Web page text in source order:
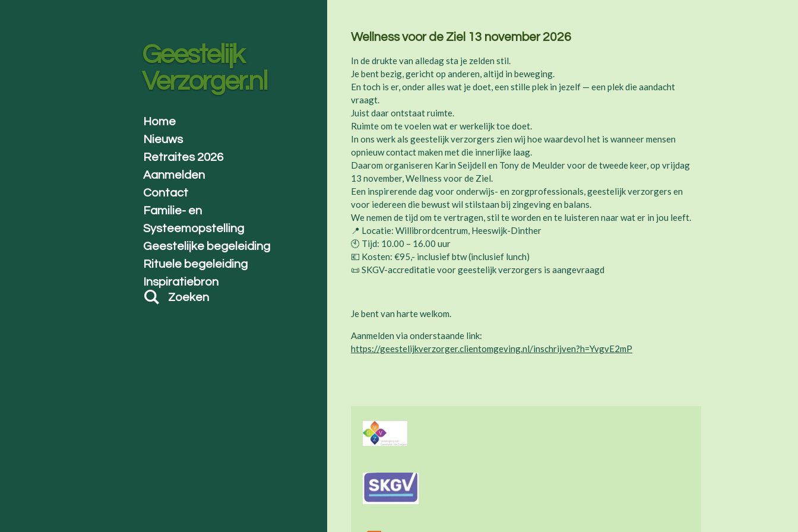
Wellness voor de Ziel 13 november 2026
In de drukte van alledag sta je zelden stil.
Je bent bezig, gericht op anderen, altijd in beweging.
En toch is er, onder alles wat je doet, een stille plek in jezelf — een plek die aandacht
vraagt.
Juist daar ontstaat ruimte.
Ruimte om te voelen wat er werkelijk toe doet.
In ons werk als geestelijk verzorgers zien wij hoe waardevol het is wanneer mensen
opnieuw contact maken met die innerlijke laag.
Daarom organiseren Karin Seijdell en Tony de Meulder voor de tweede keer, op vrijdag
13 november, Wellness voor de Ziel.
Een inspirerende dag voor onderwijs- en zorgprofessionals, geestelijk verzorgers en
voor iedereen die bewust wil stilstaan bij zingeving en balans.
We nemen de tijd om te vertragen, stil te worden en te luisteren naar wat er in jou leeft.
📍 Locatie: Willibrordcentrum, Heeswijk-Dinther
🕙 Tijd: 10.00 – 16.00 uur
💶 Kosten: €95,- inclusief btw (inclusief lunch)
📜 SKGV-accreditatie voor geestelijk verzorgers is aangevraagd
Je bent van harte welkom.
Aanmelden via onderstaande link:
https://geestelijkverzorger.clientomgeving.nl/inschrijven?h=YvgvE2mP
Geestelijk
Verzorger.nl
Home
Nieuws
Retraites 2026
Aanmelden
Contact
Familie- en
Systeemopstelling
Geestelijke begeleiding
Rituele begeleiding
Inspiratiebron
Zoeken